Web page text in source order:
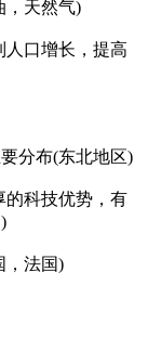
，天然气)
人口增长，提高
分布(东北地区)
的科技优势，有
，法国)